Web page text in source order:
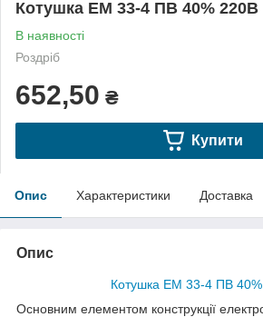
Котушка ЕМ 33-4 ПВ 40% 220В
В наявності
Роздріб
652,50 ₴
Купити
Опис Характеристики Доставка
Опис
Котушка ЕМ 33-4 ПВ
Основним елементом конструкції